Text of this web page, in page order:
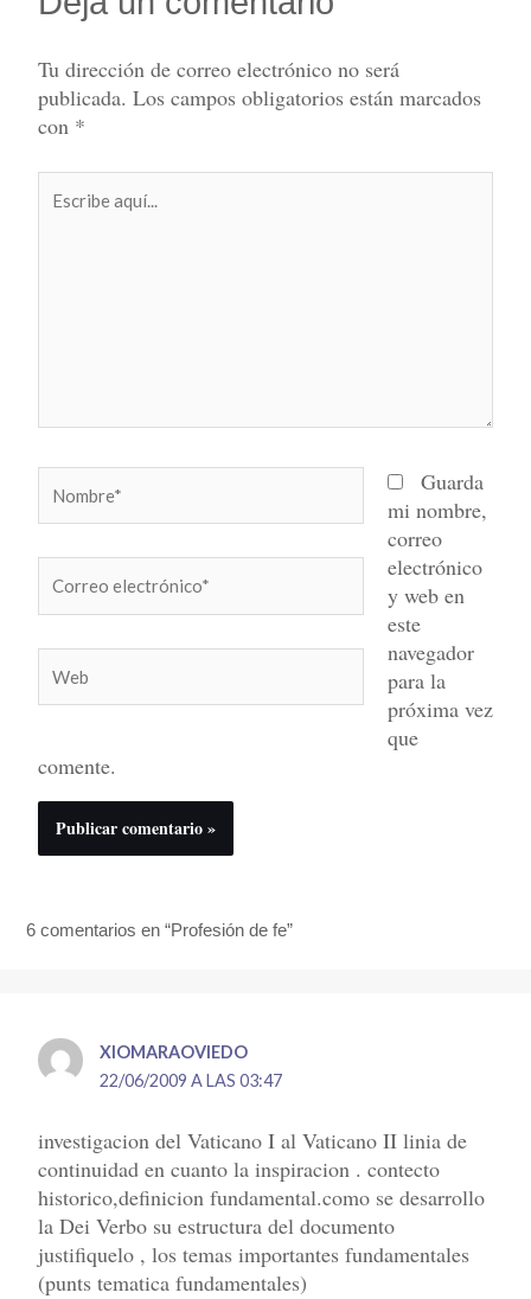
Tu dirección de correo electrónico no será
publicada. Los campos obligatorios están marcados
con *
aquí...
electrónico*
Guarda
mi nombre,
correo
electrónico
y web en
este
navegador
para la
próxima vez
que
comente.
6 comentarios en “Profesión de fe”
XIOMARAOVIEDO
22/06/2009 A LAS 03:47
investigacion del Vaticano I al Vaticano II linia de
continuidad en cuanto la inspiracion . contecto
historico,definicion fundamental.como se desarrollo
la Dei Verbo su estructura del documento
justifiquelo , los temas importantes fundamentales
(punts tematica fundamentales)